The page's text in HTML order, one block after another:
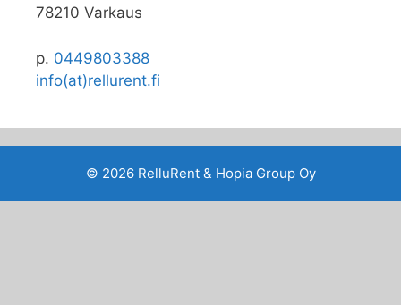
78210 Varkaus
p. 0449803388
info(at)rellurent.fi
© 2026 RelluRent & Hopia Group Oy